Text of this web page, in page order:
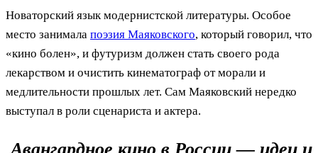
Новаторский язык модернистской литературы. Особое
место занимала поэзия Маяковского, который говорил, что
«кино болен», и футуризм должен стать своего рода
лекарством и очистить кинематограф от морали и
медлительности прошлых лет. Сам Маяковский нередко
выступал в роли сценариста и актера.